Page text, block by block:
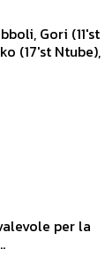
Gori (11'st
(17'st Ntube),
per la